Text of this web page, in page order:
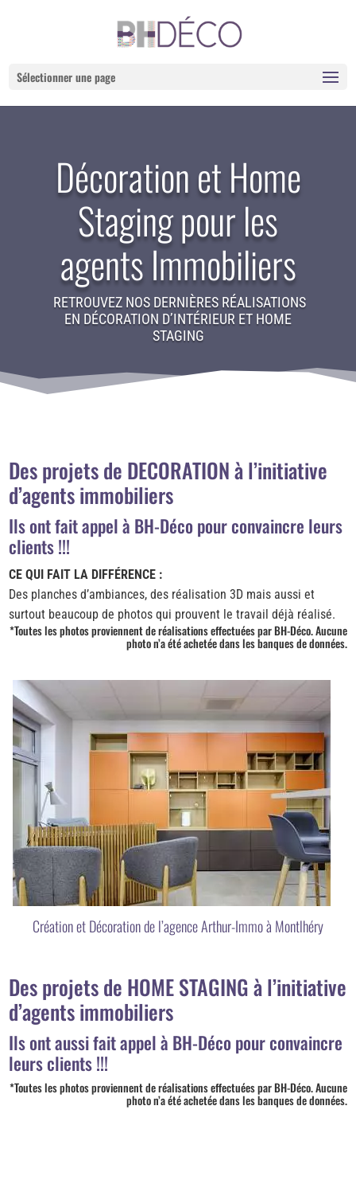
Sélectionner une page
Décoration et Home
Staging pour les
agents Immobiliers
RETROUVEZ NOS DERNIÈRES RÉALISATIONS
EN DÉCORATION D’INTÉRIEUR ET HOME
STAGING
Des projets de DECORATION à l’initiative
d’agents immobiliers
Ils ont fait appel à BH-Déco pour convaincre leurs
clients !!!
CE QUI FAIT LA DIFFÉRENCE :
Des planches d’ambiances, des réalisation 3D mais aussi et
surtout beaucoup de photos qui prouvent le travail déjà réalisé.
*Toutes les photos proviennent de réalisations effectuées par BH-Déco. Aucune
photo n’a été achetée dans les banques de données.
Création et Décoration de l’agence Arthur-Immo à Montlhéry
Des projets de HOME STAGING à l’initiative
d’agents immobiliers
Ils ont aussi fait appel à BH-Déco pour convaincre
leurs clients !!!
*Toutes les photos proviennent de réalisations effectuées par BH-Déco. Aucune
photo n’a été achetée dans les banques de données.